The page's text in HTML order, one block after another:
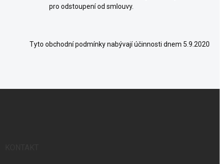
pro odstoupení od smlouvy.
Tyto obchodní podmínky nabývají účinnosti dnem 5.9.2020